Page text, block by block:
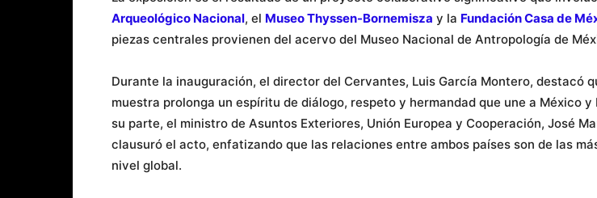
Arqueológico Nacional, el Museo Thyssen-Bornemisza y la Fundación Casa de
piezas centrales provienen del acervo del Museo Nacional de Antropología de
Durante la inauguración, el director del Cervantes, Luis García Montero, destacó
muestra prolonga un espíritu de diálogo, respeto y hermandad que une a México y
su parte, el ministro de Asuntos Exteriores, Unión Europea y Cooperación, José
clausuró el acto, enfatizando que las relaciones entre ambos países son de las
nivel global.